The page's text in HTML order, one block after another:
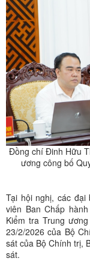
Đồng chí Đinh Hữu
ương công bố
Tại hội nghị, các
viên Ban Chấp
Kiểm tra Trung
23/2/2026 của Bộ
sát của Bộ Chính trị,
sát.